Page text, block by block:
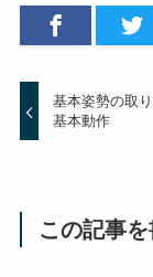
基本姿勢の取
基本動作
この記事